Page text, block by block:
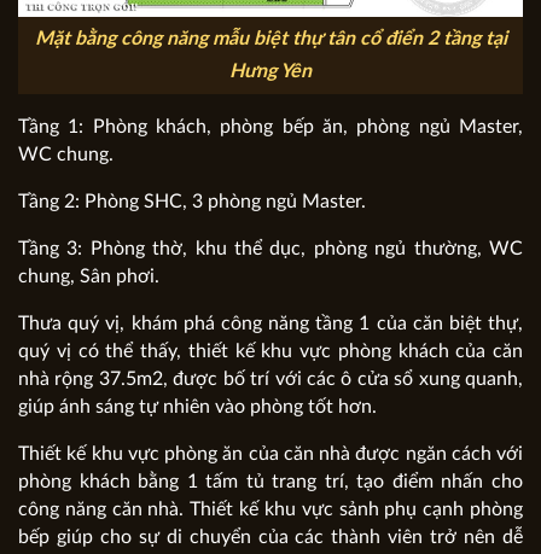
Mặt bằng công năng mẫu biệt thự tân cổ điển 2 tầng tại
Hưng Yên
Tầng 1: Phòng khách, phòng bếp ăn, phòng ngủ Master,
WC chung.
Tầng 2: Phòng SHC, 3 phòng ngủ Master.
Tầng 3: Phòng thờ, khu thể dục, phòng ngủ thường, WC
chung, Sân phơi.
Thưa quý vị, khám phá công năng tầng 1 của căn biệt thự,
quý vị có thể thấy, thiết kế khu vực phòng khách của căn
nhà rộng 37.5m2, được bố trí với các ô cửa sổ xung quanh,
giúp ánh sáng tự nhiên vào phòng tốt hơn.
Thiết kế khu vực phòng ăn của căn nhà được ngăn cách với
phòng khách bằng 1 tấm tủ trang trí, tạo điểm nhấn cho
công năng căn nhà. Thiết kế khu vực sảnh phụ cạnh phòng
bếp giúp cho sự di chuyển của các thành viên trở nên dễ